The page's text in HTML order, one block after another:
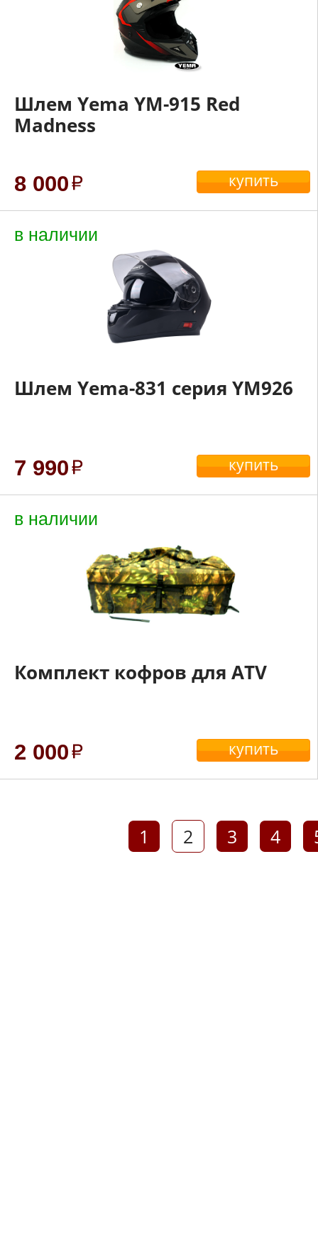
Шлем Yema YM-915 Red
Madness
8 000 купить
в наличии
Шлем Yema-831 серия YM926
7 990 купить
в наличии
Комплект кофров для ATV
2 000 купить
1 2 3 4